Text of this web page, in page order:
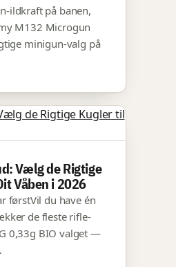
ildkraft på banen,
M132 Microgun
minigun-valg på
Vælg de Rigtige
Våben i 2026
førstVil du have én
de fleste rifle-
0,33g BIO valget —